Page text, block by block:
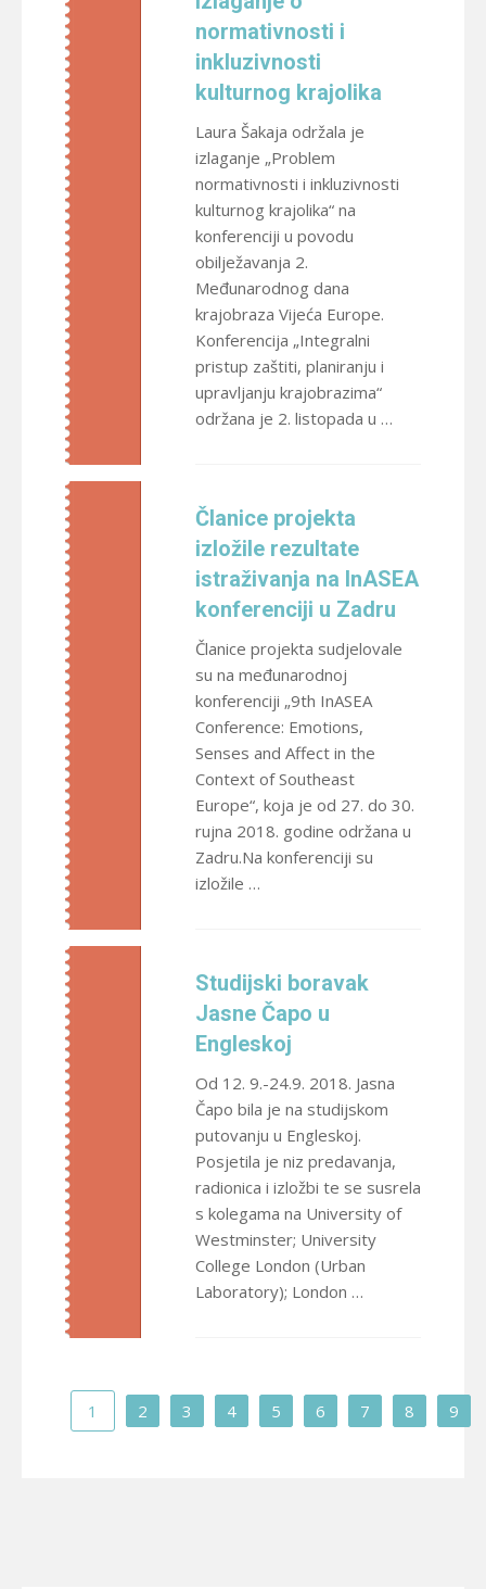
normativnosti i
inkluzivnosti
kulturnog krajolika
Laura Šakaja održala je
izlaganje „Problem
normativnosti i inkluzivnosti
kulturnog krajolika“ na
konferenciji u povodu
obilježavanja 2.
Međunarodnog dana
krajobraza Vijeća Europe.
Konferencija „Integralni
pristup zaštiti, planiranju i
upravljanju krajobrazima“
održana je 2. listopada u …
Članice projekta
izložile rezultate
istraživanja na InASEA
konferenciji u Zadru
Članice projekta sudjelovale
su na međunarodnoj
konferenciji „9th InASEA
Conference: Emotions,
Senses and Affect in the
Context of Southeast
Europe“, koja je od 27. do 30.
rujna 2018. godine održana u
Zadru.Na konferenciji su
izložile …
Studijski boravak
Jasne Čapo u
Engleskoj
Od 12. 9.-24.9. 2018. Jasna
Čapo bila je na studijskom
putovanju u Engleskoj.
Posjetila je niz predavanja,
radionica i izložbi te se susrela
s kolegama na University of
Westminster; University
College London (Urban
Laboratory); London …
1 2 3 4 5 6 7 8 9